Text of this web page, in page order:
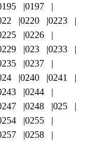
0197
0220
0223
0226
023
0233
0237
0240
0241
0244
0248
025
0255
0258